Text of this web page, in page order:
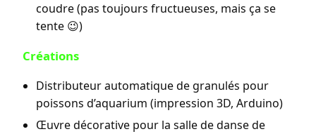
coudre (pas toujours fructueuses, mais ça se
tente 😉)
Créations
Distributeur automatique de granulés pour
poissons d’aquarium (impression 3D, Arduino)
Œuvre décorative pour la salle de danse de